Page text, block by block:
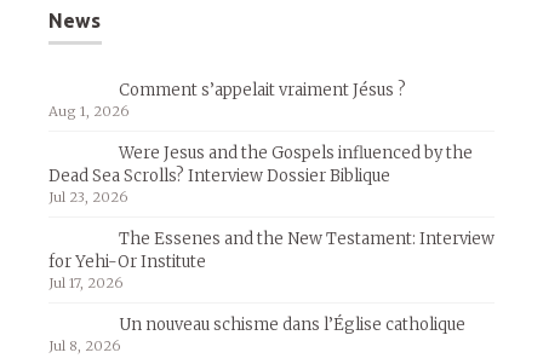
News
Comment s’appelait vraiment Jésus ?
Aug 1, 2026
Were Jesus and the Gospels influenced by the
Dead Sea Scrolls? Interview Dossier Biblique
Jul 23, 2026
The Essenes and the New Testament: Interview
for Yehi-Or Institute
Jul 17, 2026
Un nouveau schisme dans l’Église catholique
Jul 8, 2026